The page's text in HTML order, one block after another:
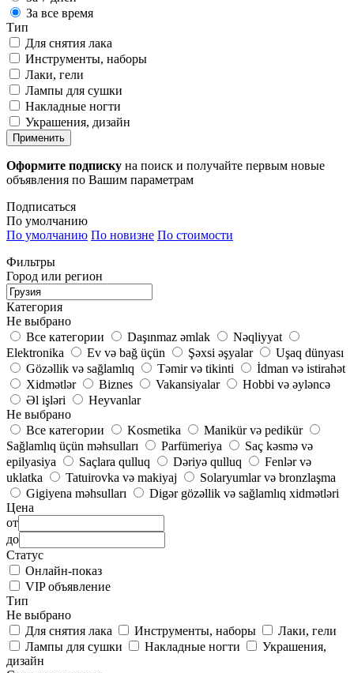
За все время
Тип
Для снятия лака
Инструменты, наборы
Лаки, гели
Лампы для сушки
Накладные ногти
Украшения, дизайн
Применить
Оформите подписку на поиск и получайте первым новые
объявления по Вашим параметрам
Подписаться
По умолчанию
По умолчанию По новизне По стоимости
Фильтры
Город или регион
Категория
Не выбрано
Все категории
Daşınmaz əmlak
Nəqliyyat
Elektronika
Ev və bağ üçün Şəxsi əşyalar
Uşaq dünyası
Gözəllik və sağlamlıq
Təmir və tikinti
İdman və istirahət
Xidmətlər
Biznes Vakansiyalar
Hobbi və əyləncə
Əl işləri
Heyvanlar
Не выбрано
Все категории
Kosmetika
Manikür və pedikür
Sağlamlıq üçün məhsulları
Parfümeriya
Saç kəsmə və
epilyasiya
Saçlara qulluq Dəriyə qulluq
Fenlər və
uklatka
Tatuirovka və makiyaj
Solaryumlar və bronzlaşma
Gigiyena məhsulları
Digər gözəllik və sağlamlıq xidmətləri
Цена
от
до
Статус
Онлайн-показ
VIP объявление
Тип
Не выбрано
Для снятия лака
Инструменты, наборы
Лаки, гели
Лампы для сушки
Накладные ногти
Украшения,
дизайн